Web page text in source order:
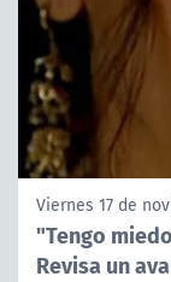
Viernes 17 de
"Tengo
Revisa un